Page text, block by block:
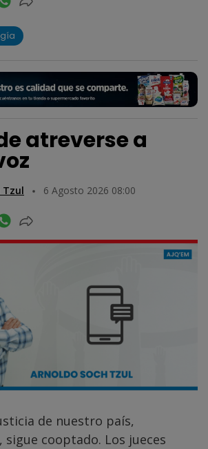
atreverse a
Tzul 6 Agosto 2026 08:00
de nuestro país,
cooptado. Los jueces